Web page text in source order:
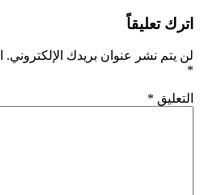
اترك تعليقاً
لن يتم نشر عنوان بريدك الإلكتروني.
*
التعليق *